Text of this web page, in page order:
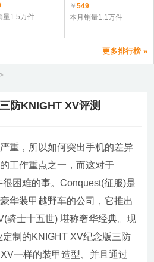
量1.5万件
￥549
本月销量1.1万件
更多排行榜 »
防KNIGHT XV评测
重，所以如何突出手机的差异
工作重点之一，而这对于
困难的事。Conquest(征服)是
华装甲越野车的公司，它推出
骑士十五世) 堪称奢华经典。现
制的KNIGHT XV纪念版三防
一样的装甲造型、并且通过